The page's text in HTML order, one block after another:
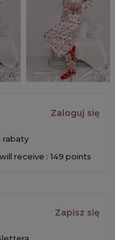
Zaloguj się
rabaty
receive : 149 points
Zapisz się